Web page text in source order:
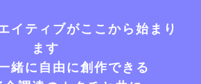
イティブがここから始まり
ます
緒に自由に創作できる